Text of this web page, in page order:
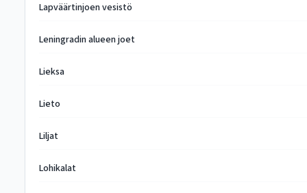
Lapväärtinjoen vesistö
Leningradin alueen joet
Lieksa
Lieto
Liljat
Lohikalat